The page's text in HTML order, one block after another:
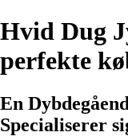
Hvid Dug
perfekte
En
Specialiserer